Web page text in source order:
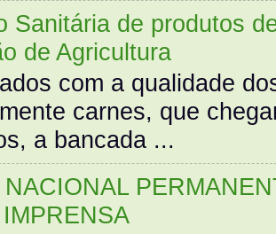
Sanitária de produtos
de Agricultura
com a qualidade
carnes, que
a bancada ...